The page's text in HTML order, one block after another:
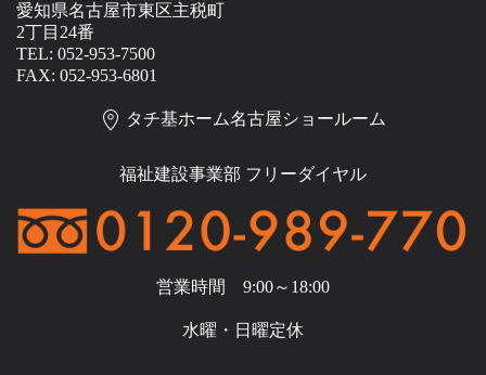
愛知県名古屋市東区主税町
2丁目24番
TEL: 052-953-7500
FAX: 052-953-6801
タチ基ホーム名古屋ショールーム
福祉建設事業部 フリーダイヤル
営業時間 9:00～18:00
水曜・日曜定休